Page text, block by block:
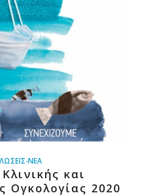
ΝΈΑ
και
Ογκολογίας 2020